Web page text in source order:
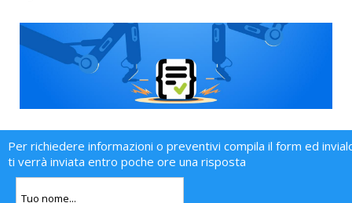
Per richiedere informazioni o preventivi compila il form ed
ti verrà inviata entro poche ore una risposta